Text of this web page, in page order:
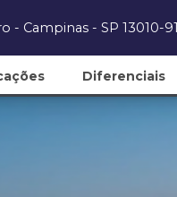
- Campinas - SP 13010-
Diferenciais